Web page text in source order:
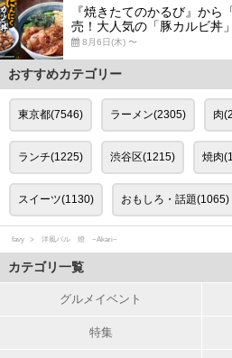
『焼きたてのかるび』から
売！大人気の「豚カルビ丼
8月6日(木) 〜
おすすめカテゴリー
東京都(7546) ラーメン(2305) 肉
ランチ(1225) 渋谷区(1215) 焼肉
スイーツ(1130) おもしろ・話題(1065)
favy 洋風バル 燈 ~Akari~
カテゴリ一覧
グルメイベント
特集